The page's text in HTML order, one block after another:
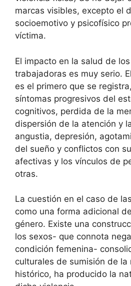
marcas visibles, excepto el
socioemotivo y psicofísico
víctima.
El impacto en la salud de
trabajadoras es muy serio.
es el primero que se
síntomas progresivos del
cognitivos, perdida de la
dispersión de la atención y
angustia, depresión,
del sueño y conflictos con
afectivas y los vínculos de
otras.
La cuestión en el caso de
como una forma adicional
género. Existe una
los sexos- que connota
condición femenina-
culturales de sumisión de la
histórico, ha producido la